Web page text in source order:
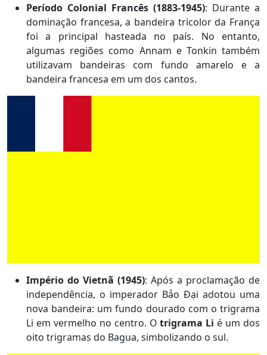
Período Colonial Francês (1883-1945): Durante a
dominação francesa, a bandeira tricolor da França
foi a principal hasteada no país. No entanto,
algumas regiões como Annam e Tonkin também
utilizavam bandeiras com fundo amarelo e a
bandeira francesa em um dos cantos.
Império do Vietnã (1945): Após a proclamação de
independência, o imperador Bảo Đại adotou uma
nova bandeira: um fundo dourado com o trigrama
Li em vermelho no centro. Otrigrama Li é um dos
oito trigramas do Bagua, simbolizando o sul.